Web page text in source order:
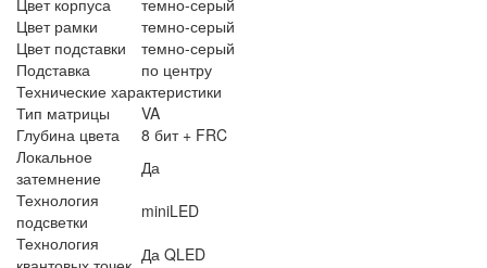
Цвет рамки
темно-серый
Цвет подставки
темно-серый
Подставка
по центру
Технические характеристики
Тип матрицы
VA
Глубина цвета
8 бит + FRC
Локальное
затемнение
Да
Технология
подсветки
miniLED
Технология
Да QLED